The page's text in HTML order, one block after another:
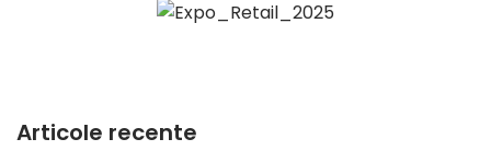
Articole recente